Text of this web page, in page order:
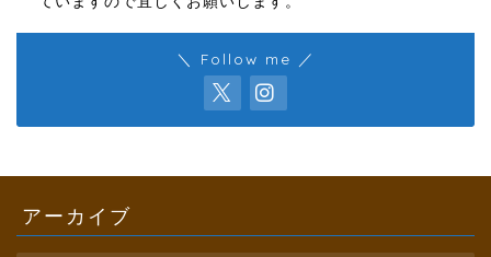
＼ Follow me ／
アーカイブ